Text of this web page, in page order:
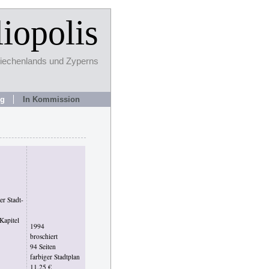
und Zyperns
In Kommission
Stadt-
1994
broschiert
94 Seiten
farbiger Stadtplan
11,25 €